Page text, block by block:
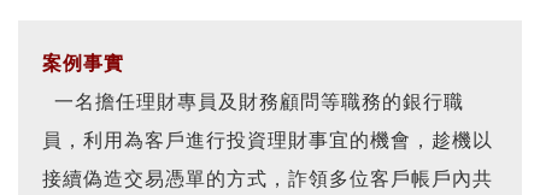
案例事實
一名擔任理財專員及財務顧問等職務的銀行職
員，利用為客戶進行投資理財事宜的機會，趁機以
接續偽造交易憑單的方式，詐領多位客戶帳戶內共